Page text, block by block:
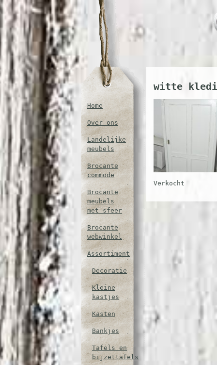
Home
Over ons
Landelijke
meubels
Brocante
commode
Brocante
meubels
met sfeer
Brocante
webwinkel
Assortiment
Decoratie
Kleine
kastjes
Kasten
Bankjes
Tafels en
bijzettafels
witte
Verkocht